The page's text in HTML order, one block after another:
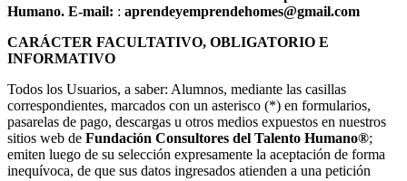
Humano. E-mail: : aprendeyemprendehomes@gmail.com
CARÁCTER FACULTATIVO, OBLIGATORIO E
INFORMATIVO
Todos los Usuarios, a saber: Alumnos, mediante las casillas
correspondientes, marcados con un asterisco (*) en formularios,
pasarelas de pago, descargas u otros medios expuestos en nuestros
sitios web de Fundación Consultores del Talento Humano®;
emiten luego de su selección expresamente la aceptación de forma
inequívoca, de que sus datos ingresados atienden a una petición